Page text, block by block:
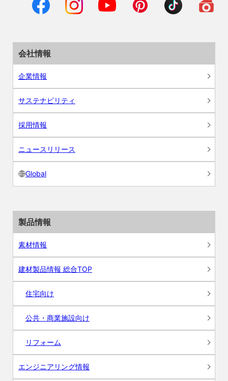
会社情報
企業情報
サステナビリティ
採用情報
ニュースリリース
Global
製品情報
素材情報
建材製品情報 総合TOP
住宅向け
公共・商業施設向け
リフォーム
エンジニアリング情報